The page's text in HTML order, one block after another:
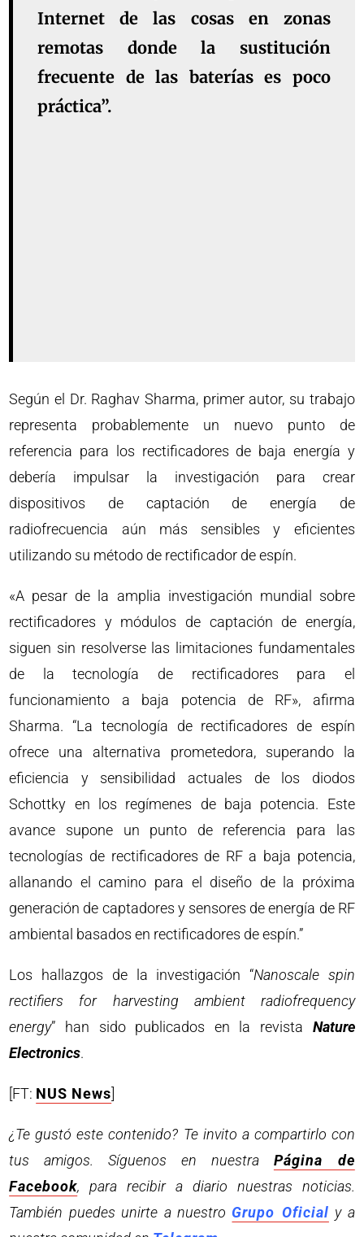
Internet de las cosas en zonas
remotas donde la sustitución
frecuente de las baterías es poco
práctica”.
Según el Dr. Raghav Sharma, primer autor, su trabajo
representa probablemente un nuevo punto de
referencia para los rectificadores de baja energía y
debería impulsar la investigación para crear
dispositivos de captación de energía de
radiofrecuencia aún más sensibles y eficientes
utilizando su método de rectificador de espín.
«A pesar de la amplia investigación mundial sobre
rectificadores y módulos de captación de energía,
siguen sin resolverse las limitaciones fundamentales
de la tecnología de rectificadores para el
funcionamiento a baja potencia de RF», afirma
Sharma. “La tecnología de rectificadores de espín
ofrece una alternativa prometedora, superando la
eficiencia y sensibilidad actuales de los diodos
Schottky en los regímenes de baja potencia. Este
avance supone un punto de referencia para las
tecnologías de rectificadores de RF a baja potencia,
allanando el camino para el diseño de la próxima
generación de captadores y sensores de energía de RF
ambiental basados en rectificadores de espín.”
Los hallazgos de la investigación “Nanoscale spin
rectifiers for harvesting ambient radiofrequency
energy” han sido publicados en la revista Nature
Electronics.
[FT: NUS News
¿Te gustó este contenido? Te invito a compartirlo con
tus amigos. Síguenos en nuestra Página de
Facebook, para recibir a diario nuestras noticias.
También puedes unirte a nuestro Grupo Oficial y a